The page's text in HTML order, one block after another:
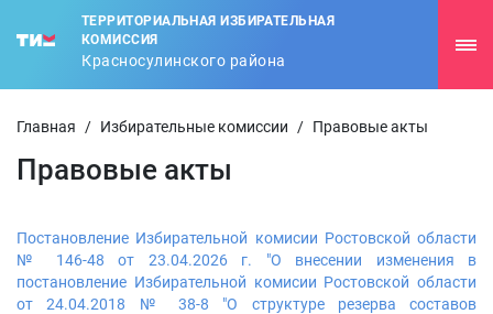
ТЕРРИТОРИАЛЬНАЯ ИЗБИРАТЕЛЬНАЯ
КОМИССИЯ
Красносулинского района
Главная / Избирательные комиссии / Правовые акты
Правовые акты
Постановление Избирательной комисии Ростовской области
№ 146-48 от 23.04.2026 г. "О внесении изменения в
постановление Избирательной комисии Ростовской области
от 24.04.2018 № 38-8 "О структуре резерва составов